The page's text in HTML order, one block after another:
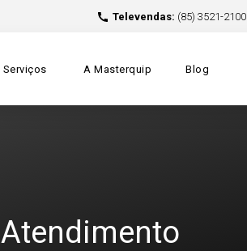
Televendas: (85) 3521-2100
Serviços A Masterquip Blog
Atendimento